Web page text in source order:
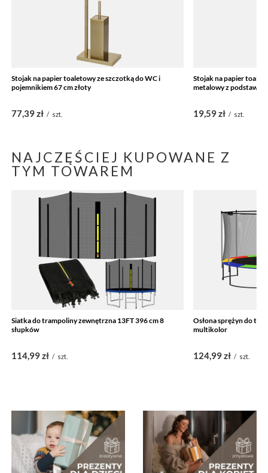
Stojak na papier toaletowy ze szczotką do WC i
pojemnikiem 67 cm złoty
77,39 zł / szt.
Stojak na papier
metalowy z podstawką
19,59 zł / szt.
NAJCZĘŚCIEJ KUPOWANE Z
TYM TOWAREM
Siatka do trampoliny zewnętrzna 13FT 396 cm 8
słupków
114,99 zł / szt.
Osłona sprężyn do
multikolor
124,99 zł / szt.